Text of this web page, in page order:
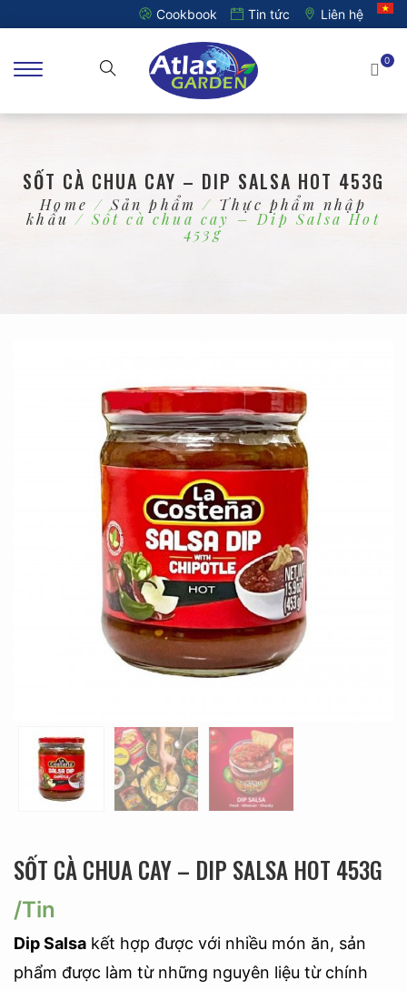
Cookbook Tin tức Liên hệ
0
SỐT CÀ CHUA CAY – DIP SALSA HOT 453G
Home / Sản phẩm / Thực phẩm nhập
khẩu / Sốt cà chua cay – Dip Salsa Hot
453g
SỐT CÀ CHUA CAY – DIP SALSA HOT 453G
/Tin
Dip Salsa kết hợp được với nhiều món ăn, sản
phẩm được làm từ những nguyên liệu từ chính